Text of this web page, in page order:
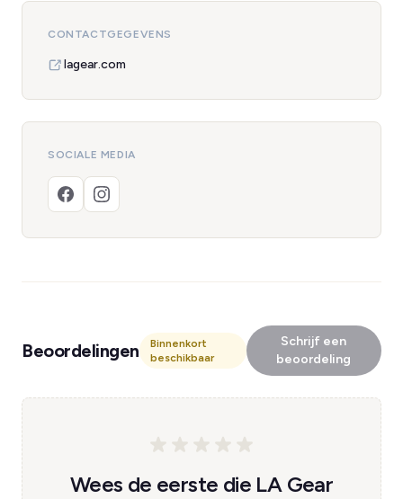
CONTACTGEGEVENS
lagear.com
SOCIALE MEDIA
Beoordelingen
Binnenkort
beschikbaar
Schrijf een
beoordeling
Wees de eerste die LA Gear